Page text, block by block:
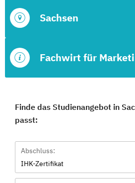
Fachwirt für
Sachsen
Finde das Studienangebot in
passt:
Abschluss:
IHK-Zertifikat